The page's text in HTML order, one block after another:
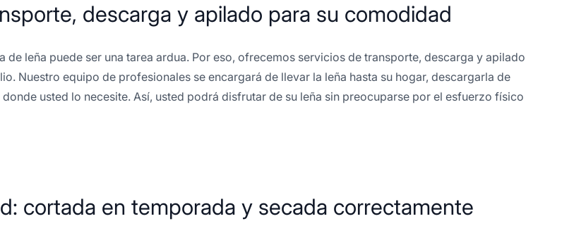
descarga y apilado para su comodidad
de leña puede ser una tarea ardua. Por eso, ofrecemos servicios de transporte, descarga y apilado
Nuestro equipo de profesionales se encargará de llevar la leña hasta su hogar, descargarla de
usted lo necesite. Así, usted podrá disfrutar de su leña sin preocuparse por el esfuerzo físico
cortada en temporada y secada correctamente